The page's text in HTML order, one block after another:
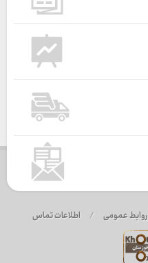
روابط عمومی / اطلاعات تماس